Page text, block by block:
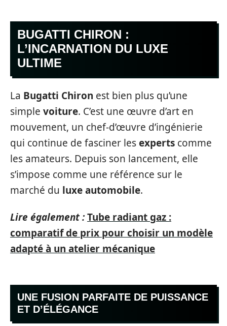
BUGATTI CHIRON :
L’INCARNATION DU LUXE
ULTIME
La Bugatti Chiron est bien plus qu’une
simple voiture. C’est une œuvre d’art en
mouvement, un chef-d’œuvre d’ingénierie
qui continue de fasciner lesexperts comme
les amateurs. Depuis son lancement, elle
s’impose comme une référence sur le
marché du luxe automobile.
Lire également :Tube radiant gaz :
comparatif de prix pour choisir un modèle
adapté à un atelier mécanique
UNE FUSION PARFAITE DE PUISSANCE
ET D’ÉLÉGANCE